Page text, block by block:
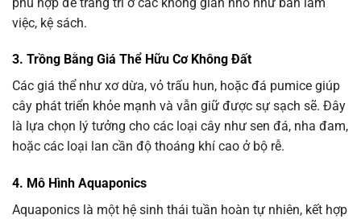
việc, kệ sách.
3. Trồng Bằng Giá Thể Hữu Cơ Không Đất
Các giá thể như xơ dừa, vỏ trấu hun, hoặc đá pumice giúp
cây phát triển khỏe mạnh và vẫn giữ được sự sạch sẽ. Đây
là lựa chọn lý tưởng cho các loại cây như sen đá, nha đam,
hoặc các loại lan cần độ thoáng khí cao ở bộ rễ.
4. Mô Hình Aquaponics
Aquaponics là một hệ sinh thái tuần hoàn tự nhiên, kết hợp